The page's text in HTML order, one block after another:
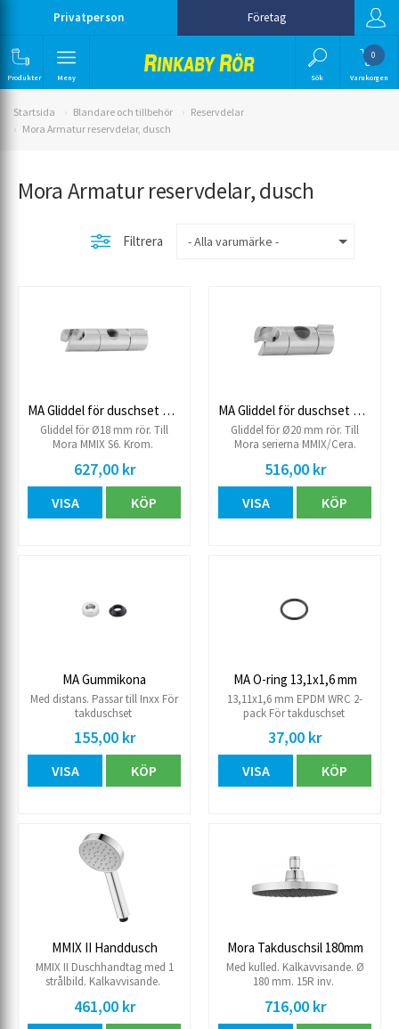
Privatperson Företag
Produkter Meny Sök
0
Varukorgen
Startsida Blandare och tillbehör
Reservdelar
Mora Armatur reservdelar, dusch
Mora Armatur reservdelar, dusch
Filtrera
MA Gliddel för duschset MMIX S6
Gliddel för Ø18 mm rör. Till
Mora MMIX S6. Krom.
627,00 kr
VISA KÖP
MA Gliddel för duschset MMIX/Cera
Gliddel för Ø20 mm rör. Till
Mora serierna MMIX/Cera.
516,00 kr
VISA KÖP
MA Gummikona
Med distans. Passar till Inxx För
takduschset
155,00 kr
VISA KÖP
MA O-ring 13,1x1,6 mm
13,11x1,6 mm EPDM WRC 2-
pack För takduschset
37,00 kr
VISA KÖP
MMIX II Handdusch
MMIX II Duschhandtag med 1
strålbild. Kalkavvisande.
461,00 kr
Mora Takduschsil 180mm
Med kulled. Kalkavvisande. Ø
180 mm. 15R inv.
716,00 kr